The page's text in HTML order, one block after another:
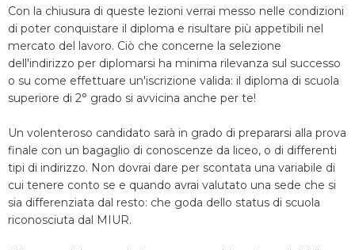
Con la chiusura di queste lezioni verrai messo nelle condizioni
di poter conquistare il diploma e risultare più appetibili nel
mercato del lavoro. Ciò che concerne la selezione
dell'indirizzo per diplomarsi ha minima rilevanza sul successo
o su come effettuare un'iscrizione valida: il diploma di scuola
superiore di 2° grado si avvicina anche per te!
Un volenteroso candidato sarà in grado di prepararsi alla prova
finale con un bagaglio di conoscenze da liceo, o di differenti
tipi di indirizzo. Non dovrai dare per scontata una variabile di
cui tenere conto se e quando avrai valutato una sede che si
sia differenziata dal resto: che goda dello status di scuola
riconosciuta dal MIUR.